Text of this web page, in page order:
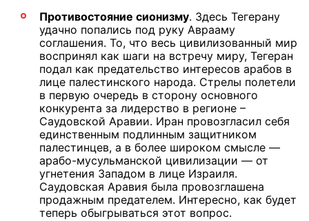
Противостояние сионизму. Здесь Тегерану
удачно попались под руку Аврааму
соглашения. То, что весь цивилизованный мир
воспринял как шаги на встречу миру, Тегеран
подал как предательство интересов арабов в
лице палестинского народа. Стрелы полетели
в первую очередь в сторону основного
конкурента за лидерство в регионе –
Саудовской Аравии. Иран провозгласил себя
единственным подлинным защитником
палестинцев, а в более широком смысле —
арабо-мусульманской цивилизации — от
угнетения Западом в лице Израиля.
Саудовская Аравия была провозглашена
продажным предателем. Интересно, как будет
теперь обыгрываться этот вопрос.